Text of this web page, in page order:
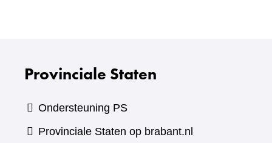
Provinciale Staten
Ondersteuning PS
Provinciale Staten op brabant.nl